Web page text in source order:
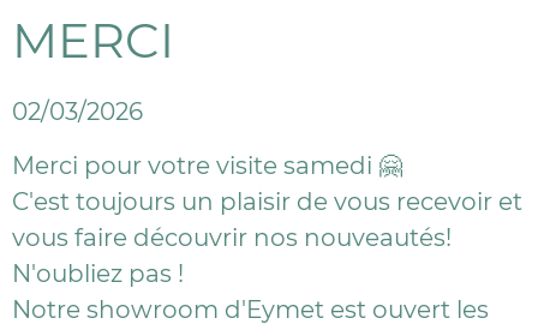
MERCI
02/03/2026
Merci pour votre visite samedi 🤗
C'est toujours un plaisir de vous recevoir et
vous faire découvrir nos nouveautés!
N'oubliez pas !
Notre showroom d'Eymet est ouvert les